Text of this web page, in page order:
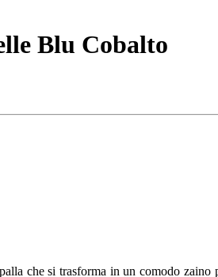
Blu Cobalto
che si trasforma in un comodo